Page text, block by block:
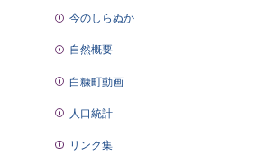
今のしらぬか
自然概要
白糠町動画
人口統計
リンク集